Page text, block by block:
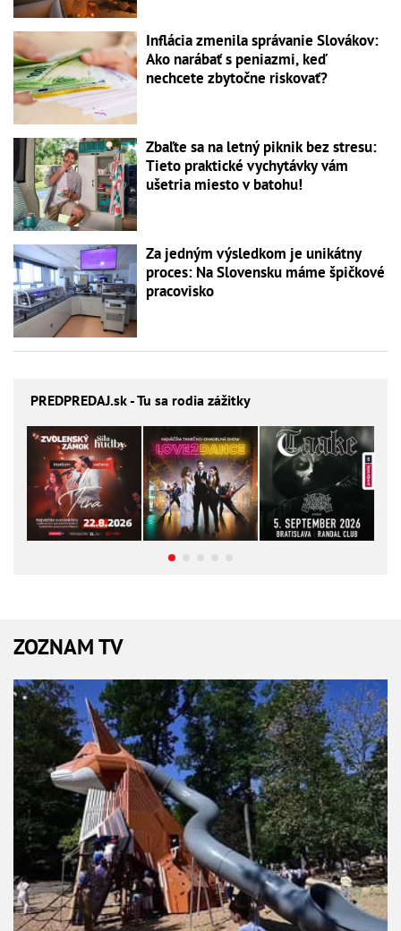
Inflácia zmenila správanie Slovákov:
Ako narábať s peniazmi, keď
nechcete zbytočne riskovať?
Zbaľte sa na letný piknik bez stresu:
Tieto praktické vychytávky vám
ušetria miesto v batohu!
Za jedným výsledkom je unikátny
proces: Na Slovensku máme špičkové
pracovisko
PREDPREDAJ.sk - Tu sa rodia zážitky
ZOZNAM TV